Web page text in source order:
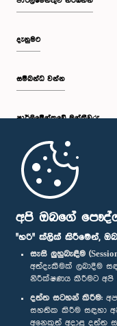
අපි ඔබගේ
"හරි" ක්ලික් කිරීමෙන්,
සැසි ලුහුබැඳීම
අත්දැකීමක් ලබාදීම
නිරීක්ෂණය කිරීමට අපි
දත්ත සටහන් කිරීම:
සහතික කිරීම සඳහා
අනෙකුත් අදාළ දත්ත
දැනුමට
සම්බන්ධ වන්න
පාර්ලි‌මේන්තුවේ මන්ත්‍රීවරු
මුල් පිටුව
පාර්ලිමේන්තු ජංගම යෙදුම
අප හා සම්බන්ධ වී